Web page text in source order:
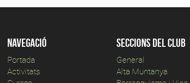
Navegació
Portada
Activitats
Seccions del club
General
Alta Muntanya